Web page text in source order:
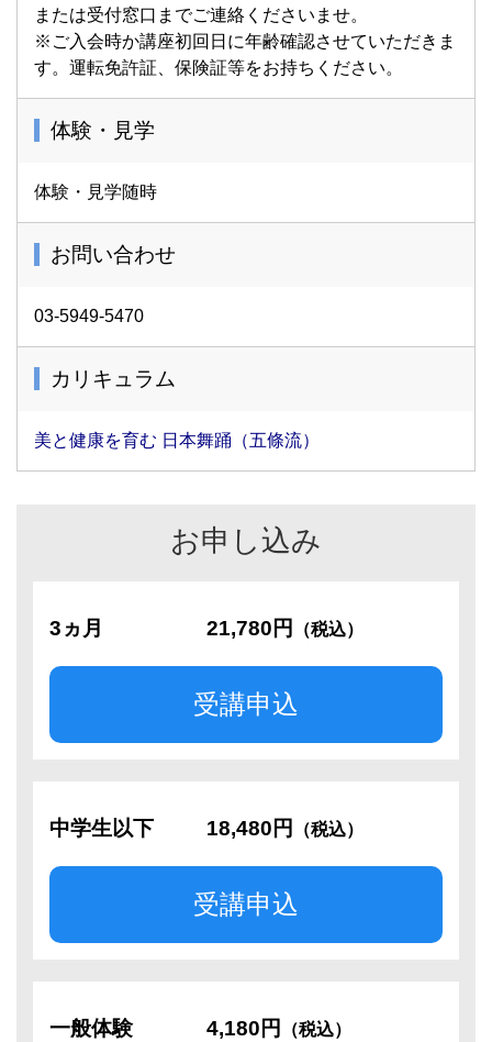
または受付窓口までご連絡くださいませ。
※ご入会時か講座初回日に年齢確認させていただきま
す。運転免許証、保険証等をお持ちください。
体験・見学
体験・見学随時
お問い合わせ
03-5949-5470
カリキュラム
美と健康を育む 日本舞踊（五條流）
お申し込み
3ヵ月 21,780円 （税込）
受講申込
中学生以下 18,480円 （税込）
受講申込
一般体験 4,180円 （税込）